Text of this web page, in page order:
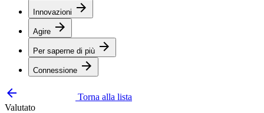
Innovazioni arrow_forward
Agire arrow_forward
Per saperne di più arrow_forward
Connessione arrow_forward
arrow_backward
Torna alla lista
Valutato